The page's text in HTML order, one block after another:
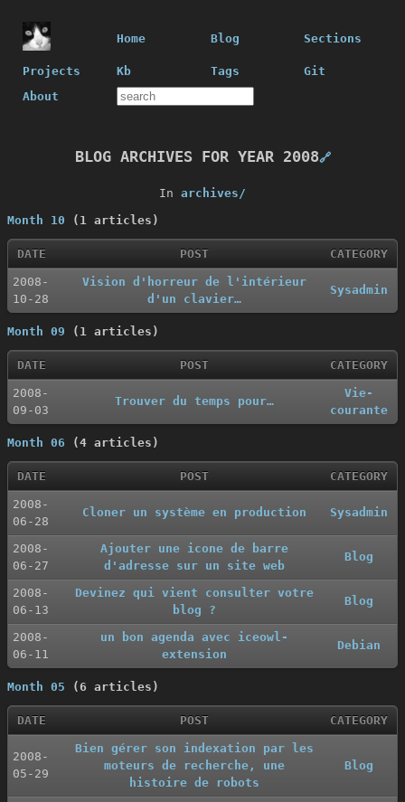
Home Blog Sections
Projects Kb Tags
Git
About
BLOG ARCHIVES FOR YEAR 2008🔗
In archives/
Month 10 (1 articles)
DATE POST CATEGORY
2008-
10-28
Vision d'horreur de l'intérieur
d'un clavier…
Sysadmin
Month 09 (1 articles)
DATE POST CATEGORY
2008-
09-03
Trouver du temps pour…
Vie-
courante
Month 06 (4 articles)
DATE POST CATEGORY
2008-
06-28
Cloner un système en production Sysadmin
2008-
06-27
Ajouter une icone de barre
d'adresse sur un site web
Blog
2008-
06-13
Devinez qui vient consulter votre
blog ?
Blog
2008-
06-11
un bon agenda avec iceowl-
extension
Debian
Month 05 (6 articles)
DATE POST CATEGORY
2008-
05-29
Bien gérer son indexation par les
moteurs de recherche, une
histoire de robots
Blog